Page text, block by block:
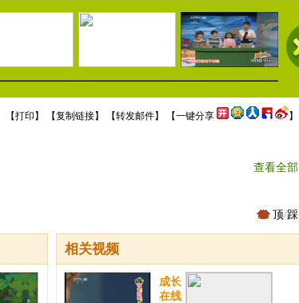
【打印 】 【复制链接】 【转发邮件】 【一键分享 】
查看全部
顶/踩
相关视频
成长
在线